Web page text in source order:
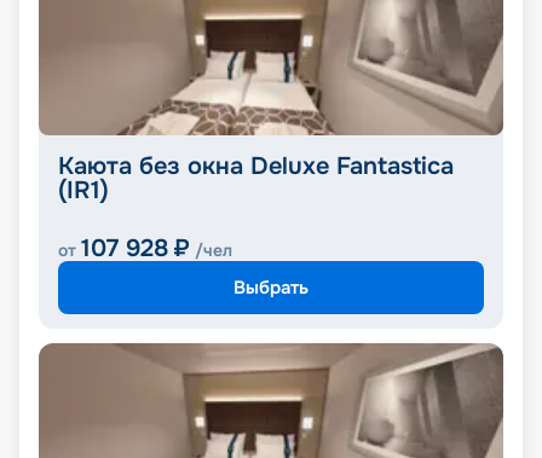
Каюта без окна Deluxe Fantastica
(IR1)
от 107 928 ₽ /чел
Выбрать